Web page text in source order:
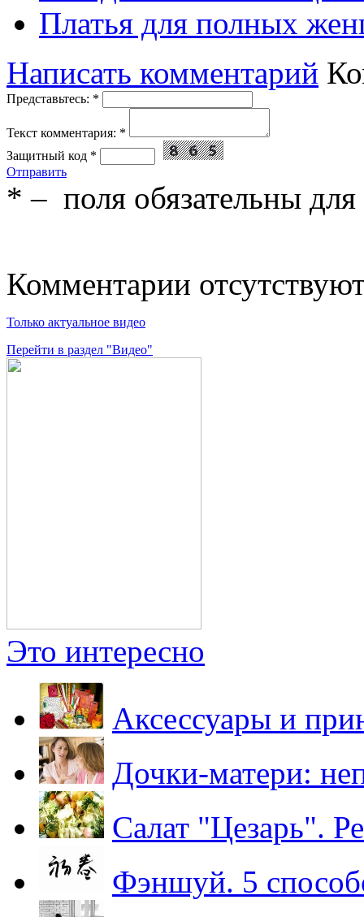
Платья для полных
Написать комментарий
Представьтесь: *
Текст комментария: *
Защитный код *
Отправить
* – поля обязательны для
Комментарии
Только актуальное видео
Перейти в раздел "Видео"
Это интересно
Аксессуары и
Дочки-матери:
Салат "Цезарь".
Фэншуй. 5